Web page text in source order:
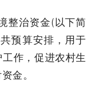
整治资金(以下简
预算安排，用于
作，促进农村生
金。